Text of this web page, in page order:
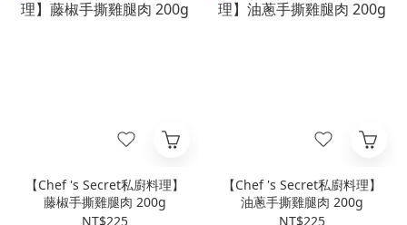
【Chef 's Secret私廚料理】
藤椒手撕雞腿肉 200g
NT$225
【Chef 's Secret私廚料理】
油蔥手撕雞腿肉 200g
NT$225